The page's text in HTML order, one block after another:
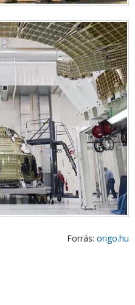
Forrás: origo.hu